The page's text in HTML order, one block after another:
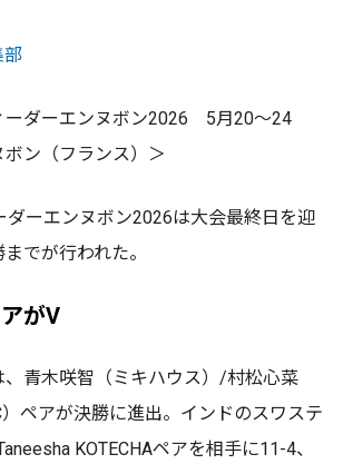
部
ーダーエンヌボン2026 5月20～24
ン（フランス）＞
ダーエンヌボン2026は大会最終日を迎
でが行われた。
がV
青木咲智（ミキハウス）/村松心菜
）ペアが決勝に進出。インドのスワステ
KOTECHAペアを相手に11-4、